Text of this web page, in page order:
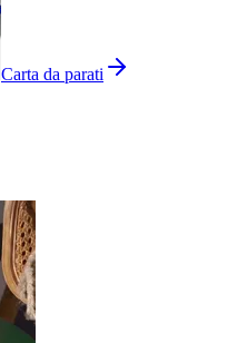
Carta da parati